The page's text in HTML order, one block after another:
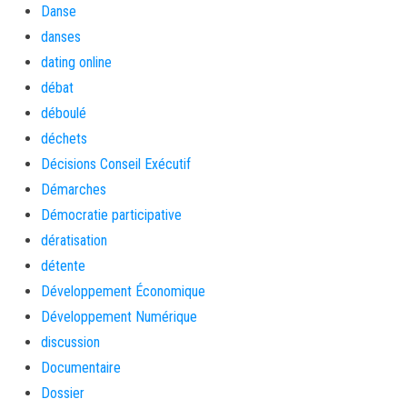
Danse
danses
dating online
débat
déboulé
déchets
Décisions Conseil Exécutif
Démarches
Démocratie participative
dératisation
détente
Développement Économique
Développement Numérique
discussion
Documentaire
Dossier